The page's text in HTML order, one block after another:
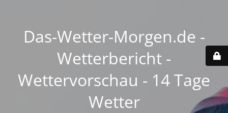
Das-Wetter-Morgen.de -
Wetterbericht -
Wettervorschau - 14 Tage
Wetter